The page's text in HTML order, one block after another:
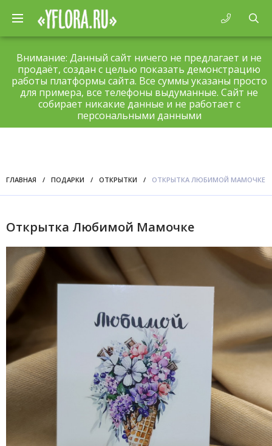
Внимание: Данный сайт ничего не предлагает и не
продаёт, создан с целью показать демонстрацию
работы платформы сайта. Все суммы указаны просто
для примера, все телефоны выдуманные. Сайт не
собирает никакие данные и не работает с
персональными данными
ГЛАВНАЯ / ПОДАРКИ / ОТКРЫТКИ / ОТКРЫТКА ЛЮБИМОЙ МАМОЧКЕ
Открытка Любимой Мамочке